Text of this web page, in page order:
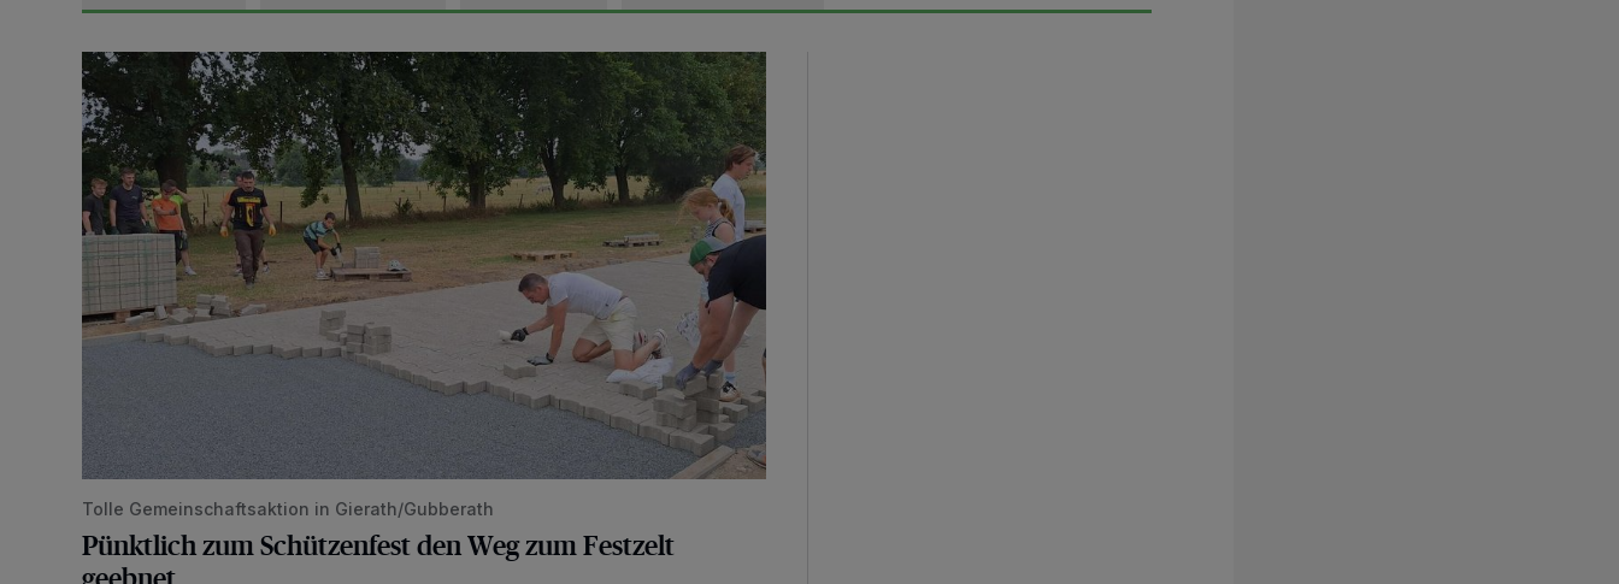
Pünktlich zum Schützenfest den Weg zum Festzelt geebnet
Tolle Gemeinschaftsaktion in Gierath/Gubberath
Pünktlich zum Schützenfest den Weg zum Festzelt
geebnet